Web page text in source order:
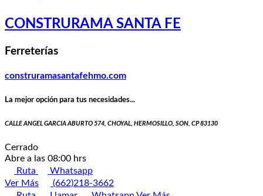
CONSTRURAMA SANTA FE
Ferreterías
construramasantafehmo.com
La mejor opción para tus necesidades...
CALLE ANGEL GARCIA ABURTO 574, CHOYAL, HERMOSILLO, SON, CP 83130
Cerrado
Abre a las 08:00 hrs
Ruta
Whatsapp
Ver Más
(662)218-3662